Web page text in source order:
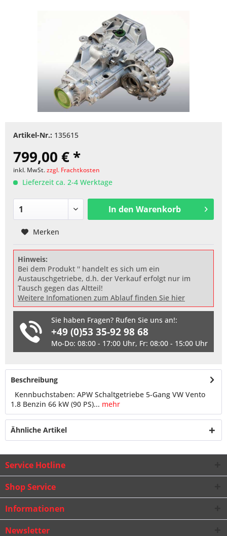
Artikel-Nr.: 135615
799,00 € *
inkl. MwSt.zzgl. Frachtkosten
Lieferzeit ca. 2-4 Werktage
In den Warenkorb
Merken
Hinweis:
Bei dem Produkt '' handelt es sich um ein
Austauschgetriebe, d.h. der Verkauf erfolgt nur im
Tausch gegen das Altteil!
Weitere Infomationen zum Ablauf finden Sie hier
Sie haben Fragen? Rufen Sie uns an!:
+49 (0)53 35-92 98 68
Mo-Do: 08:00 - 17:00 Uhr, Fr: 08:00 - 15:00 Uhr
Beschreibung
Kennbuchstaben: APW Schaltgetriebe 5-Gang VW Vento
1.8 Benzin 66 kW (90 PS)... mehr
Ähnliche Artikel
Service Hotline
Shop Service
Informationen
Newsletter